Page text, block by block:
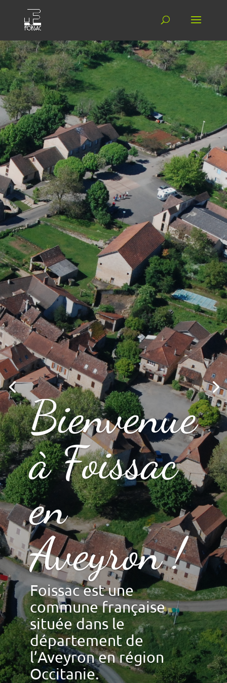
Bienvenue
à Foissac
en
Aveyron !
Foissac est une
commune française
située dans le
département de
l’Aveyron en région
Occitanie.